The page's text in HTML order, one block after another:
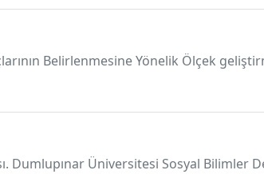
Belirlenmesine Yönelik Ölçek
Dumlupınar Üniversitesi Sosyal Bilimler